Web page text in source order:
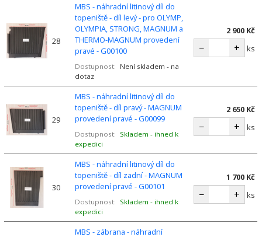
28
MBS - náhradní litinový díl do
topeniště - díl levý - pro OLYMP,
OLYMPIA, STRONG, MAGNUM a
THERMO-MAGNUM provedení
pravé - G00100
Dostupnost: Není skladem - na
dotaz
2 900 Kč
− + ks
29
MBS - náhradní litinový díl do
topeniště - díl pravý - MAGNUM
provedení pravé - G00099
Dostupnost: Skladem - ihned k
expedici
2 650 Kč
− + ks
30
MBS - náhradní litinový díl do
topeniště - díl zadní - MAGNUM
provedení pravé - G00101
Dostupnost: Skladem - ihned k
expedici
1 700 Kč
− + ks
MBS - zábrana - náhradní